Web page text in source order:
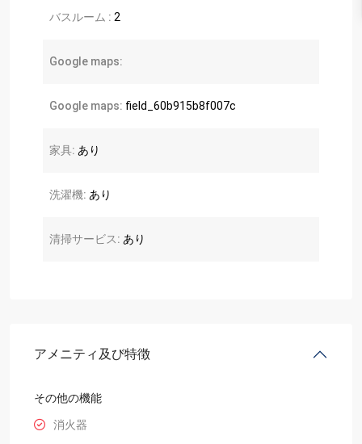
バスルーム : 2
Google maps:
Google maps: field_60b915b8f007c
家具: あり
洗濯機: あり
清掃サービス: あり
アメニティ及び特徴
その他の機能
消火器